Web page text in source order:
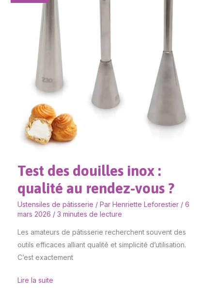
Test des douilles inox :
qualité au rendez-vous ?
Ustensiles de pâtisserie / Par Henriette Leforestier / 6
mars 2026 / 3 minutes de lecture
Les amateurs de pâtisserie recherchent souvent des
outils efficaces alliant qualité et simplicité d’utilisation.
C’est exactement
rendez-
Lire la suite